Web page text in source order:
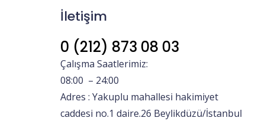
İletişim
0 (212) 873 08 03
Çalışma Saatlerimiz:
08:00 – 24:00
Adres : Yakuplu mahallesi hakimiyet
caddesi no.1 daire.26 Beylikdüzü/İstanbul